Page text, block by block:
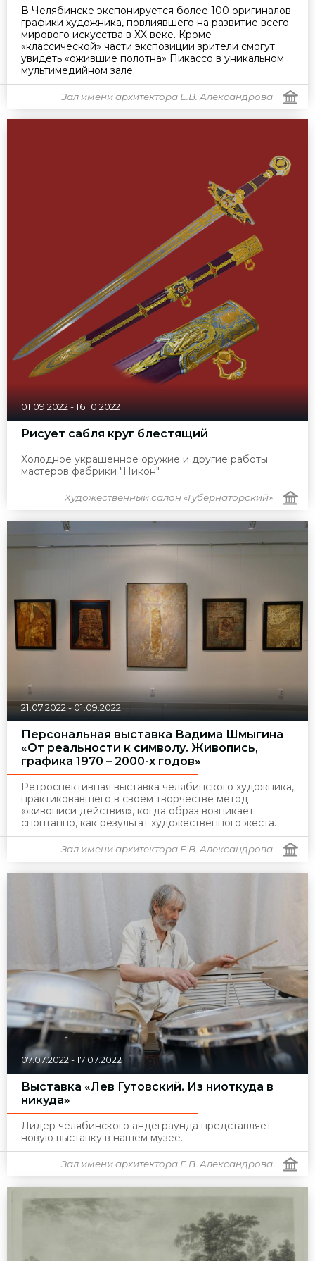
В Челябинске экспонируется более 100 оригиналов
графики художника, повлиявшего на развитие всего
мирового искусства в ХХ веке. Кроме
«классической» части экспозиции зрители смогут
увидеть «ожившие полотна» Пикассо в уникальном
мультимедийном зале.
Зал имени архитектора Е.В. Александрова
01.09.2022 -16.10.2022
Рисует сабля круг блестящий
Холодное украшенное оружие и другие работы
мастеров фабрики "Никон"
Художественный салон «Губернаторский»
21.07.2022- 01.09.2022
Персональная выставка Вадима Шмыгина
«От реальности к символу. Живопись,
графика 1970 – 2000-х годов»
Ретроспективная выставка челябинского художника,
практиковавшего в своем творчестве метод
«живописи действия», когда образ возникает
спонтанно, как результат художественного жеста.
Зал имени архитектора Е.В. Александрова
07.07.2022-17.07.2022
Выставка «Лев Гутовский. Из ниоткуда в
никуда»
Лидер челябинского андеграунда представляет
новую выставку в нашем музее.
Зал имени архитектора Е.В. Александрова